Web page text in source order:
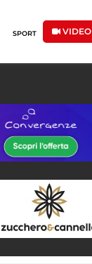
SPORT VIDEO